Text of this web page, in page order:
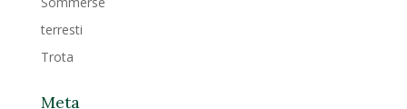
terresti
Trota
Meta